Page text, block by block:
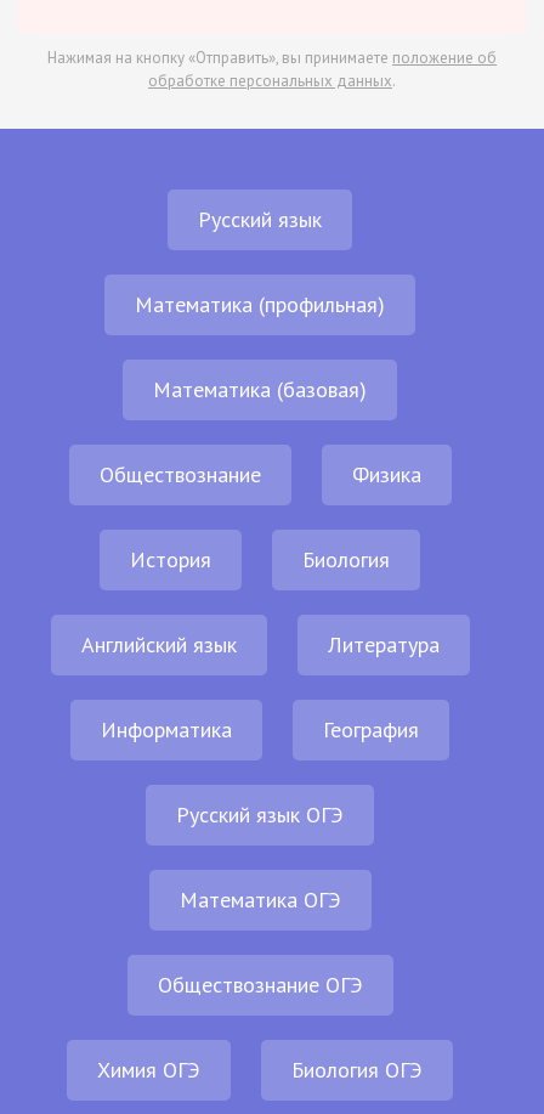
Нажимая на кнопку «Отправить», вы принимаете положение об
обработке персональных данных.
Русский язык
Математика (профильная)
Математика (базовая)
Обществознание Физика
История Биология
Английский язык Литература
Информатика География
Русский язык ОГЭ
Математика ОГЭ
Обществознание ОГЭ
Химия ОГЭ Биология ОГЭ